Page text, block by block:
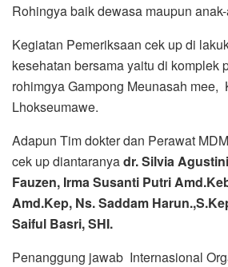
Rohingya baik dewasa maupun
Kegiatan Pemeriksaan cek up di
kesehatan bersama yaitu di komplek
rohimgya Gampong Meunasah mee,
Lhokseumawe.
Adapun Tim dokter dan Perawat
cek up diantaranyadr. Silvia
Fauzen, Irma Susanti Putri
Amd.Kep, Ns. Saddam
Saiful Basri, SHI.
Penanggung jawab Internasional